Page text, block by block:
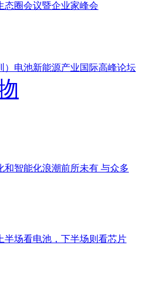
态圈会议暨企业家峰会
）电池新能源产业国际高峰论坛
和智能化浪潮前所未有 与众多
半场看电池，下半场则看芯片